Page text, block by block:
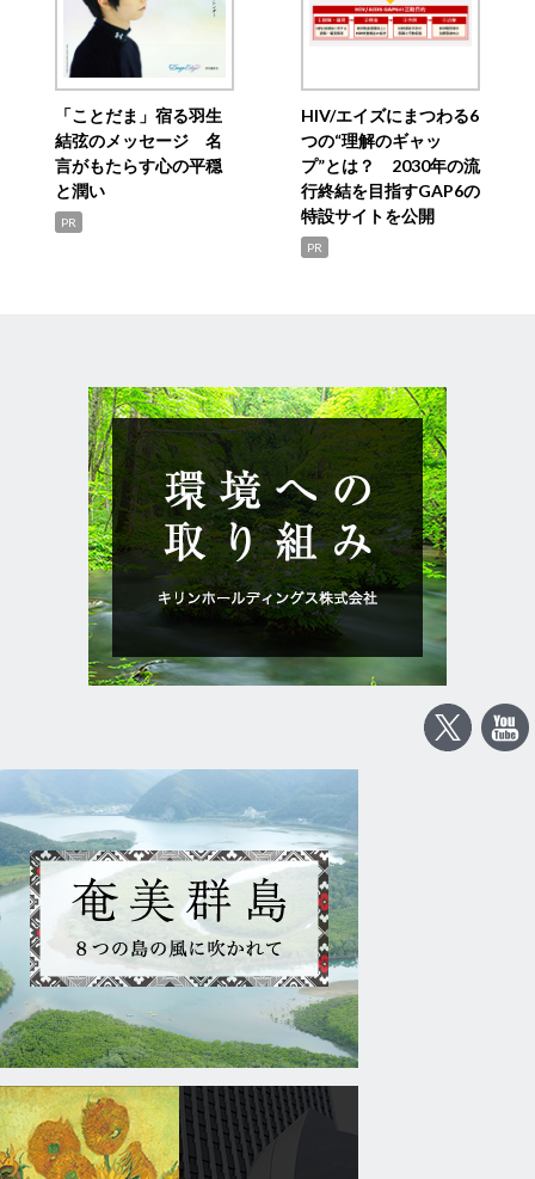
「ことだま」宿る羽生
結弦のメッセージ 名
言がもたらす心の平穏
と潤い
PR
HIV/エイズにまつわる6
つの“理解のギャッ
プ”とは？ 2030年の流
行終結を目指すGAP6の
特設サイトを公開
PR